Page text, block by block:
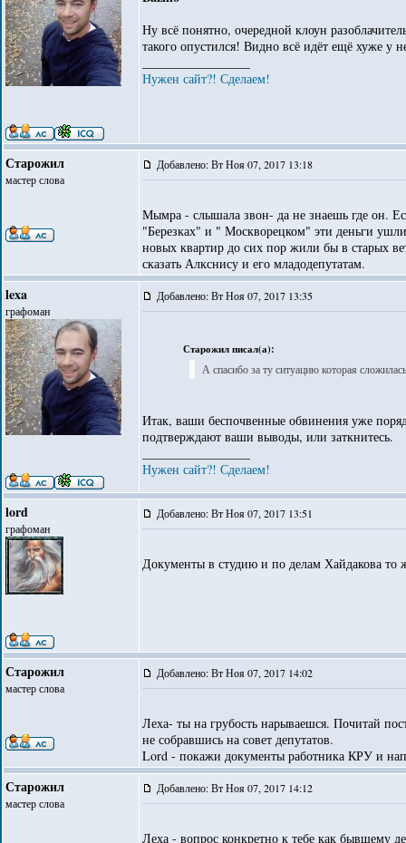
Ну всё понятно, очередной клоун
такого опустился! Видно всё идёт ещё хуже у
Нужен сайт?! Сделаем!
Старожил
мастер слова
Добавлено: Вт Ноя 07, 2017 13:18
Мымра - слышала звон- да не знаешь где он.
"Березках" и " Москворецком" эти деньги
новых квартир до сих пор жили бы в старых
сказать Алкснису и его младодепутатам.
lexa
графоман
Добавлено: Вт Ноя 07, 2017 13:35
Старожил писал(а):
А спасибо за ту ситуацию которая
Итак, ваши беспочвенные обвинения уже
подтверждают ваши выводы, или заткнитесь.
Нужен сайт?! Сделаем!
lord
графоман
Добавлено: Вт Ноя 07, 2017 13:51
Документы в студию и по делам Хайдакова то
Старожил
мастер слова
Добавлено: Вт Ноя 07, 2017 14:02
Леха- ты на грубость нарываешся. Почитай
не собравшись на совет депутатов.
Lord - покажи документы работника КРУ и
Старожил
мастер слова
Добавлено: Вт Ноя 07, 2017 14:12
Леха - вопрос конкретно к тебе как бывшему